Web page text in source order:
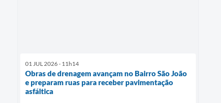
01 JUL 2026 - 11h14
Obras de drenagem avançam no Bairro São João
e preparam ruas para receber pavimentação
asfáltica